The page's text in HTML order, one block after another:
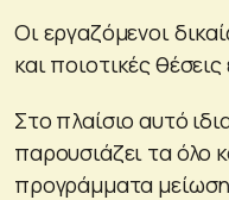
Οι εργαζόμενοι
και ποιοτικές
Στο πλαίσιο αυτό
παρουσιάζει τα όλο
προγράμματα